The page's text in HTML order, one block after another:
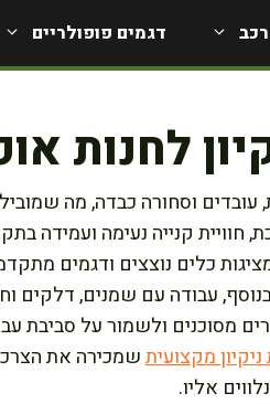
דגמים פופולריים
לחנות
עובדים וסחורה כבדה, מה
קנייה נעימה ועמידה
כלים נוצצים ודגמים
עבודה עם שמנים, דלקים
מסוכנים ולשמור על סביבת
מקצועיתשמכירה את
אליו.